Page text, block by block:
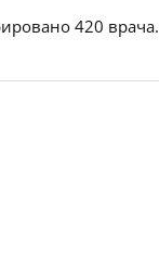
420 врача.